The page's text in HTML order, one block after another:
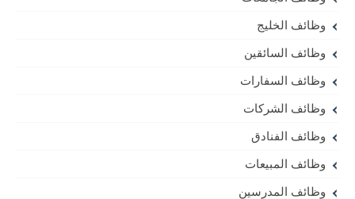
وظائف الخليج
وظائف السائقين
وظائف السفارات
وظائف الشركات
وظائف الفنادق
وظائف المبيعات
وظائف المدرسين